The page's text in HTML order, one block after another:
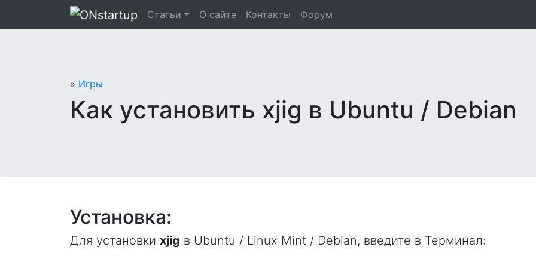
Статьи О сайте Контакты Форум
» Игры
Как установить xjig в Ubuntu / Debian
Установка:
Для установки xjig в Ubuntu / Linux Mint / Debian, введите в Терминал: